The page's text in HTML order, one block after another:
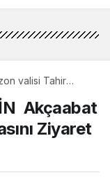
valisi Tahir
Odasını
EttiAkçaabat
Ziyaret